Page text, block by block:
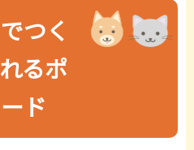
つく
るポ
ド